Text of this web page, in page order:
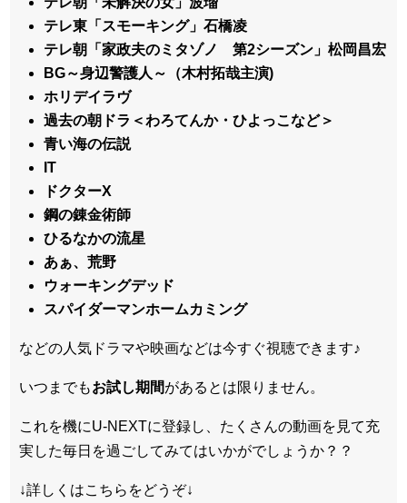
テレ東「スモーキング」石橋凌
テレ朝「家政夫のミタゾノ 第2シーズン」松岡昌宏
BG～身辺警護人～（木村拓哉主演)
ホリデイラヴ
過去の朝ドラ＜わろてんか・ひよっこなど＞
青い海の伝説
IT
ドクターX
鋼の錬金術師
ひるなかの流星
あぁ、荒野
ウォーキングデッド
スパイダーマンホームカミング
などの人気ドラマや映画などは今すぐ視聴できます♪
いつまでもお試し期間があるとは限りません。
これを機にU-NEXTに登録し、たくさんの動画を見て充
実した毎日を過ごしてみてはいかがでしょうか？？
↓詳しくはこちらをどうぞ↓